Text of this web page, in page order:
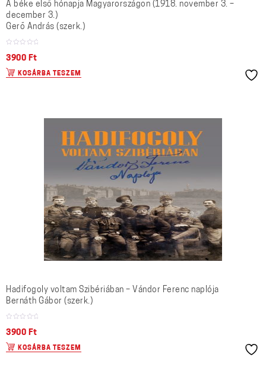
A béke első hónapja Magyarországon (1918. november 3. –
december 3.)
Gerő András (szerk.)
3900 Ft
KOSÁRBA TESZEM
Hadifogoly voltam Szibériában – Vándor Ferenc naplója
Bernáth Gábor (szerk.)
3900 Ft
KOSÁRBA TESZEM